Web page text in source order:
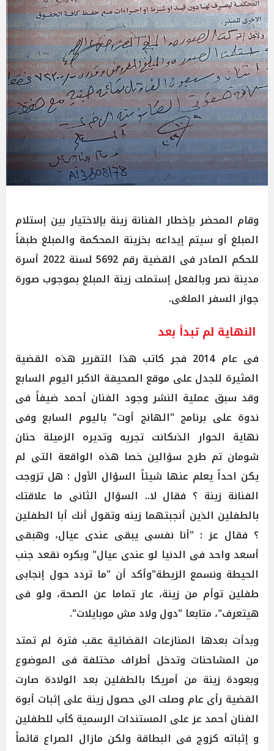
وقام المحضر بإخطار الفنانة زينة بإلاختيار بين إستلام
المبلغ أو سيتم إيداعه بخزينة المحكمة والمبلغ طبقاً
للحكم الصادر فى القضية رقم 5692 لسنة 2022 أسرة
مدينة نصر وبالفعل إستملت زينة المبلغ بموجوب صورة
جواز السفر الملغى.
النهاية لم تبدأ بعد
فى عام 2014 فجر كاتب هذا التقرير هذه القضية
المثيرة للجدل على موقع الصحيفة الاكبر اليوم السابع
وقد سبق عملية النشر وجود الفنان أحمد ضيفاً فى
ندوة على برنامج "الهانج أوت" باليوم السابع وفى
نهاية الحوار الذىكانت تجريه وتديره الزميلة حنان
شومان تم طرح سؤالين خصا هذه الواقعة التى لم
يكن احداً يعلم عنها شيئاً السؤال الأول : هل تزوجت
الفنانة زينة ؟ فقال لا.. السؤال الثانى ما علاقتك
بالطفلين الذين أنجبتهما زينه وتقول أنك أبا الطفلين
؟ فقال عز : "أنا نفسى يبقى عندى عيال، وهبقى
أسعد واحد فى الدنيا لو عندى عيال" وبكره نقعد جنب
الحيطة ونسمع الزيطة"وأكد أن "ما تردد حول إنجابى
طفلين توأم من زينة، عار تماما عن الصحة، ولو فى
هيتعرف"، متابعا "دول ولاد مش موبايلات".
وبدأت بعدها المنازعات القضائية عقب فترة لم تمتد
من المشاحنات وتدخل أطراف مختلفة فى الموضوع
وبعودة زينة من أمريكا بالطفلين بعد الولادة صارت
القضية رأى عام وصلت الى حصول زينة على إثبات أبوة
الفنان أحمد عز على المستندات الرسمية كأب للطفلين
و إثباته كزوج فى البطاقة ولكن مازال الصراع قائماً